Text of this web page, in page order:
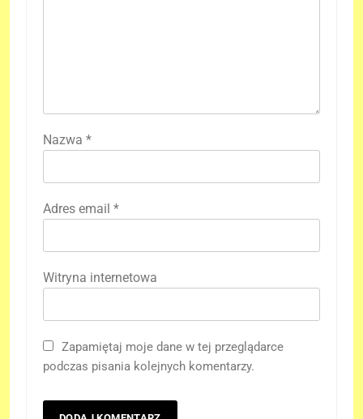
Nazwa *
Adres email *
Witryna internetowa
Zapamiętaj moje dane w tej przeglądarce
podczas pisania kolejnych komentarzy.